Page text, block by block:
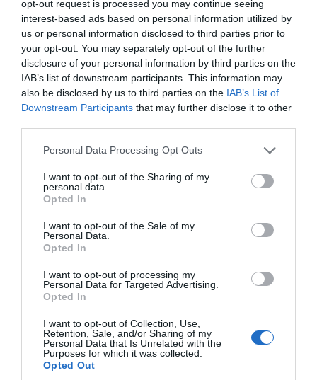
opt-out request is processed you may continue seeing
interest-based ads based on personal information utilized by
us or personal information disclosed to third parties prior to
your opt-out. You may separately opt-out of the further
disclosure of your personal information by third parties on the
IAB’s list of downstream participants. This information may
also be disclosed by us to third parties on the IAB’s List of
Downstream Participants that may further disclose it to other
Personal Data Processing Opt Outs
I want to opt-out of the Sharing of my
personal data.
Opted In
I want to opt-out of the Sale of my
Personal Data.
Opted In
I want to opt-out of processing my
Personal Data for Targeted Advertising.
Opted In
I want to opt-out of Collection, Use,
Retention, Sale, and/or Sharing of my
Personal Data that Is Unrelated with the
Purposes for which it was collected.
Opted Out
Índex2P
F45 Training
de sus embajadores,
David Beckham y el golfista Greg
, han denunciado a la compañía por presunto
incumplimiento de contrato al no haber cobrado por
haber promocionado la marca.
2Playbookcomo fuente preferida de Google
de forma gratuita
Mantente informado con las últimas noticias de actualidad.
Compartir
Publicidad